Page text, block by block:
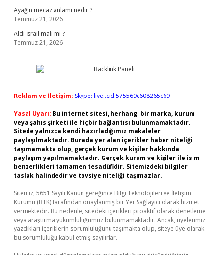
Ayağın mecaz anlamı nedir ?
Temmuz 21, 2026
Aldi İsrail malı mı ?
Temmuz 21, 2026
Reklam ve İletişim: Skype: live:.cid.575569c608265c69
Yasal Uyarı: Bu internet sitesi, herhangi bir marka, kurum
veya şahıs şirketi ile hiçbir bağlantısı bulunmamaktadır.
Sitede yalnızca kendi hazırladığımız makaleler
paylaşılmaktadır. Burada yer alan içerikler haber niteliği
taşımamakta olup, gerçek kurum ve kişiler hakkında
paylaşım yapılmamaktadır. Gerçek kurum ve kişiler ile isim
benzerlikleri tamamen tesadüfidir. Sitemizdeki bilgiler
taslak halindedir ve tavsiye niteliği taşımazlar.
Sitemiz, 5651 Sayılı Kanun gereğince Bilgi Teknolojileri ve İletişim
Kurumu (BTK) tarafından onaylanmış bir Yer Sağlayıcı olarak hizmet
vermektedir. Bu nedenle, sitedeki içerikleri proaktif olarak denetleme
veya araştırma yükümlülüğümüz bulunmamaktadır. Ancak, üyelerimiz
yazdıkları içeriklerin sorumluluğunu taşımakta olup, siteye üye olarak
bu sorumluluğu kabul etmiş sayılırlar.